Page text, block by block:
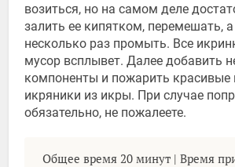
возиться, но на самом деле
залить ее кипятком, перемешать,
несколько раз промыть. Все
мусор всплывет. Далее добавить
компоненты и пожарить красивые
икряники из икры. При случае
обязательно, не пожалеете.
Общее время 20 минут | Время